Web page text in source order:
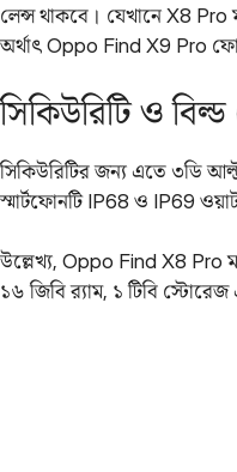
লেন্স থাকবে। যেখানে X8 Pro
অর্থাৎ Oppo Find X9 Pro
সিকিউরিটি ও
সিকিউরিটির জন্য এতে ৩ডি
স্মার্টফোনটি IP68 ও IP69
উল্লেখ্য, Oppo Find X8 Pro
১৬ জিবি র‍্যাম, ১ টিবি